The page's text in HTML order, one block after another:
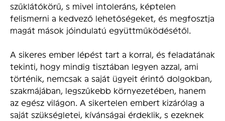
szűklátókörű, s mivel intoleráns, képtelen
felismerni a kedvező lehetőségeket, és megfosztja
magát mások jóindulatú együttműködésétől.
A sikeres ember lépést tart a korral, és feladatának
tekinti, hogy mindig tisztában legyen azzal, ami
történik, nemcsak a saját ügyeit érintő dolgokban,
szakmájában, legszűkebb környezetében, hanem
az egész világon. A sikertelen embert kizárólag a
saját szükségletei, kívánságai érdeklik, s ezeknek